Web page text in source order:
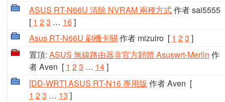
ASUS RT-N66U 清除 NVRAM 兩種方式作者 sai5555
[ 1 23 … 16]
Asus RT-N66U 刷機卡關 作者 mizuiro[ 1 23 ]
置頂: ASUS 無線路由器非官方韌體 Asuswrt-Merlin 作
者 Aven [ 1 23 … 14]
[DD-WRT] ASUS RT-N16 專用版 作者 Aven [
1 23 … 13 ]